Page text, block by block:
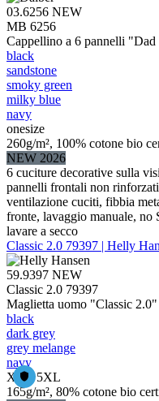
03.6256 NEW
MB 6256
Cappellino a 6 pannelli "Dad
black
sandstone
smoky green
milky blue
navy
onesize
260g/m², 100% cotone bio
NEW 2026
6 cuciture decorative sulla
pannelli frontali non
ventilazione cuciti, fibbia
fronte, lavaggio manuale, no
lavare a secco
Classic 2.0 79397 | Helly
59.9397 NEW
Classic 2.0 79397
Maglietta uomo "Classic 2.0"
black
dark grey
grey melange
navy
XS – 5XL
165g/m², 80% cotone bio